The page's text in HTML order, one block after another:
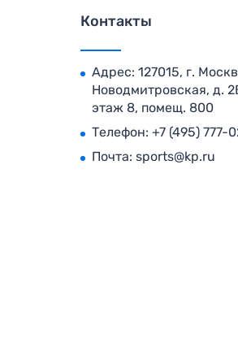
Контакты
Адрес: 127015, г.
Новодмитровская, д.
этаж 8, помещ. 800
Телефон: +7 (495) 777-
Почта: sports@kp.ru